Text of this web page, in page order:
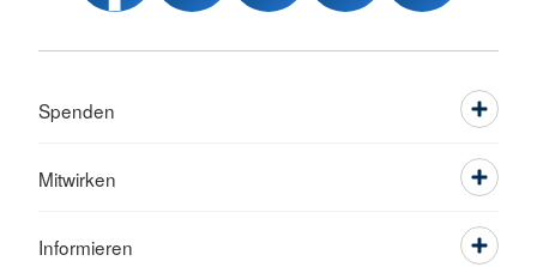
Spenden
Mitwirken
Informieren